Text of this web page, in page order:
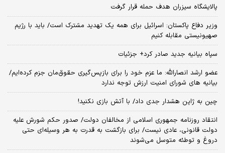
پالایشگاه سیزران هدف حمله قرار گرفت
وزیر دفاع پاکستان: اسرائیل برای همه یک تهدید مشترک است/ باید با رژیم
صهیونیستی مقابله کنیم
سپاه بیانیه جدید صادر کرد+ جزئیات
عضو ارشد انصارالله: ما عزم خود را برای بازپس‌گیری حقوق‌مان جزم کرده‌ایم/
بیانیه‌ های شورای امنیت ارزش توجه ندارد
چین به ژاپن هشدار جدی داد/ با آتش بازی نکنید!
انتقاد روزنامه جمهوری اسلامی از مخالفان دولت/ صدور حکم شورش علیه
دولت قانونی، عادی نیست/ برای بازگشت به قدرت به هر وسیله‌ای حتی
دروغ و توطئه متوسل می‌شوند